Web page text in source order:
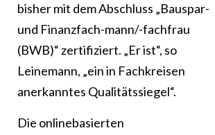
bisher mit dem Abschluss „Bauspar-
und Finanzfach-mann/-fachfrau
(BWB)“ zertifiziert. „Er ist“, so
Leinemann, „ein in Fachkreisen
anerkanntes Qualitätssiegel“.
Die onlinebasierten